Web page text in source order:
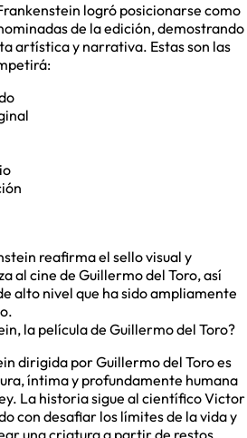
logró posicionarse como
de la edición, demostrando
artística y narrativa. Estas son las
reafirma el sello visual y
al cine de Guillermo del Toro, así
alto nivel que ha sido ampliamente
la película de Guillermo del Toro?
dirigida por Guillermo del Toro es
íntima y profundamente humana
La historia sigue al científico Victor
con desafiar los límites de la vida y